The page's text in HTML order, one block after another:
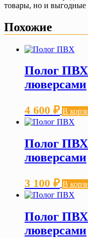
товары, но и выгодные
Похожие
Полог ПВХ
люверсами
4 600 ₽ В
Полог ПВХ
люверсами
3 100 ₽ В
Полог ПВХ
люверсами